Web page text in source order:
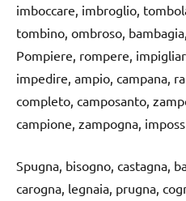
imboccare, imbroglio,
tombino, ombroso,
Pompiere, rompere,
impedire, ampio, campana,
completo, camposanto,
campione, zampogna,
Spugna, bisogno, castagna,
carogna, legnaia, prugna,